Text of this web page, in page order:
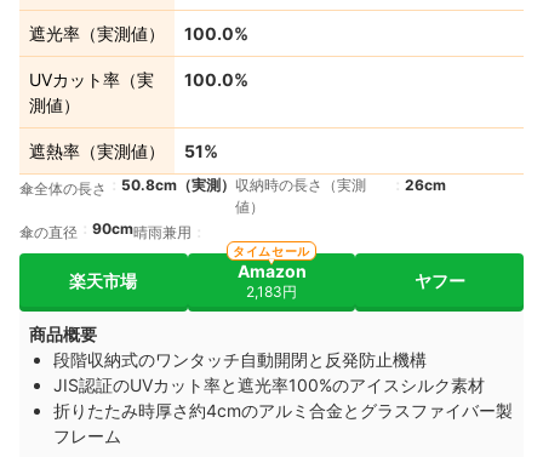
遮光率（実測値） 100.0%
UVカット率（実
測値）
100.0%
遮熱率（実測値） 51%
傘全体の長さ 50.8cm（実測） 収納時の長さ（実測
値）
26cm
傘の直径 90cm晴雨兼用
楽天市場 Amazon
2,183円
タイムセール
ヤフー
商品概要
段階収納式のワンタッチ自動開閉と反発防止機構
JIS認証のUVカット率と遮光率100%のアイスシルク素材
折りたたみ時厚さ約4cmのアルミ合金とグラスファイバー製
フレーム